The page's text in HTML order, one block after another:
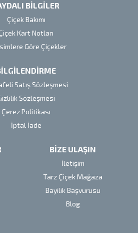
BİLGİLER
Çiçek Bakımı
Kart Notları
Göre Çiçekler
Satış Sözleşmesi
Sözleşmesi
Çerez Politikası
İptal İade
BİZE ULAŞIN
İletişim
Tarz Çiçek Mağaza
Bayilik Başvurusu
Blog